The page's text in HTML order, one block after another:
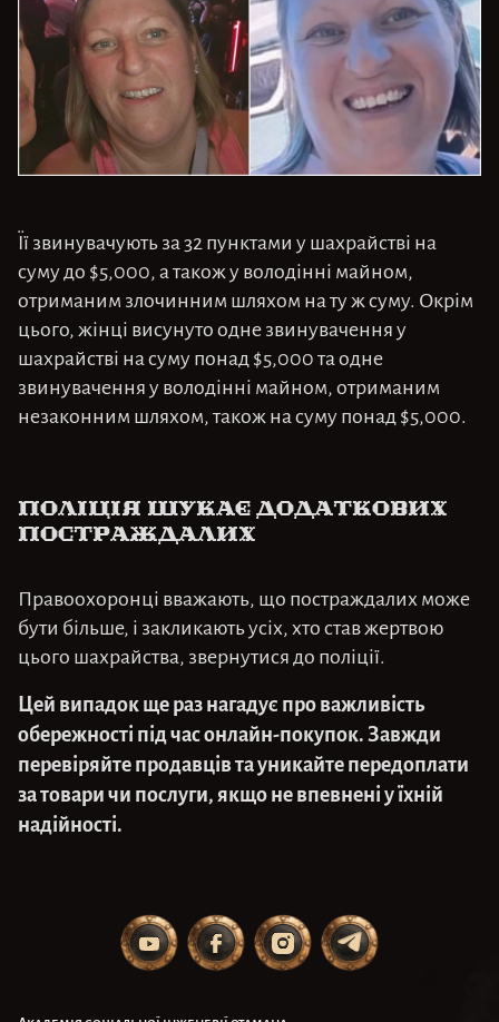
Її звинувачують за 32 пунктами у шахрайстві на
суму до $5,000, а також у володінні майном,
отриманим злочинним шляхом на ту ж суму. Окрім
цього, жінці висунуто одне звинувачення у
шахрайстві на суму понад $5,000 та одне
звинувачення у володінні майном, отриманим
незаконним шляхом, також на суму понад $5,000.
Поліція шукає додаткових
постраждалих
Правоохоронці вважають, що постраждалих може
бути більше, і закликають усіх, хто став жертвою
цього шахрайства, звернутися до поліції.
Цей випадок ще раз нагадує про важливість
обережності під час онлайн-покупок. Завжди
перевіряйте продавців та уникайте передоплати
за товари чи послуги, якщо не впевнені у їхній
надійності.